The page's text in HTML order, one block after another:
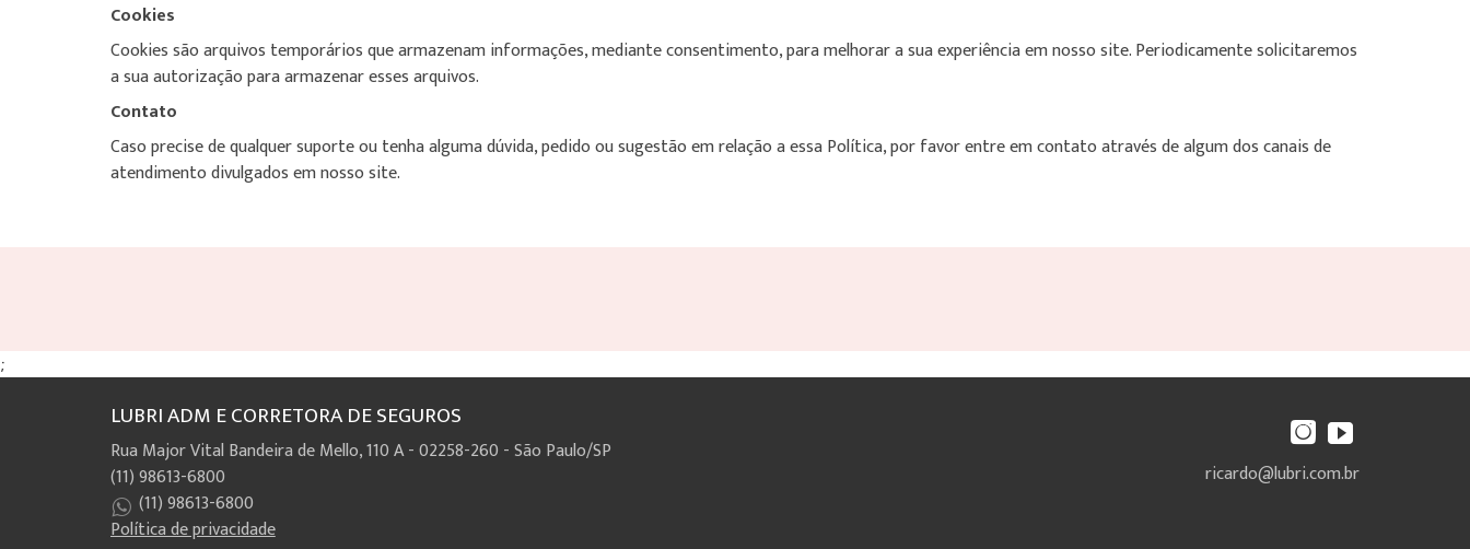
Cookies
Cookies são arquivos temporários que armazenam informações, mediante consentimento, para melhorar a sua experiência em nosso site. Periodicamente solicitaremos
a sua autorização para armazenar esses arquivos.
Contato
Caso precise de qualquer suporte ou tenha alguma dúvida, pedido ou sugestão em relação a essa Política, por favor entre em contato através de algum dos canais de
atendimento divulgados em nosso site.
;
LUBRI ADM E CORRETORA DE SEGUROS
Rua Major Vital Bandeira de Mello, 110 A - 02258-260 - São Paulo/SP
(11) 98613-6800
(11) 98613-6800
Política de privacidade
ricardo@lubri.com.br